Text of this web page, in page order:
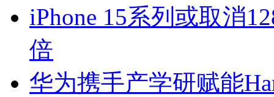
iPhone 15系列或取消
倍
华为携手产学研赋能